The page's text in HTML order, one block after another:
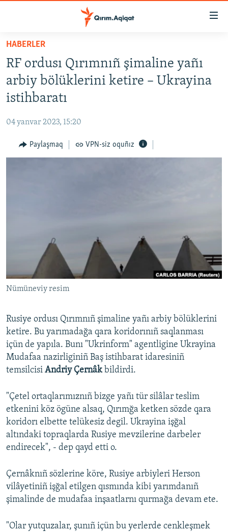
Esas
qaytmaq
Baş
navigatsiyağa
qaytmaq
Qıdıruvğa
qaytmaq
HABERLER
SİYASET
İQTİSADİYAT
MEDENİYET
İNSAN AQLARI
Українською
QOŞULIÑIZ!
RFE/RS bütün saytları
HABERLER
RF ordusı Qırımnıñ şimaline yañı
arbiy bölüklerini ketire – Ukrayina
istihbaratı
04 yanvar 2023, 15:20
Paylaşmaq VPN-siz oquñız
Nümüneviy resim
Rusiye ordusı Qırımnıñ şimaline yañı arbiy bölüklerini
ketire. Bu yarımadağa qara koridorınıñ saqlanması
içün de yapıla. Bunı "Ukrinform" agentligine Ukrayina
Mudafaa nazirliginiñ Baş istihbarat idaresiniñ
temsilcisi Andriy Çernâk bildirdi.
"Çetel ortaqlarımıznıñ bizge yañı tür silâlar teslim
etkenini köz ögüne alsaq, Qırımğa ketken sözde qara
koridorı elbette telükesiz degil. Ukrayina işğal
altındaki topraqlarda Rusiye mevzilerine darbeler
endirecek", - dep qayd etti o.
Çernâknıñ sözlerine köre, Rusiye arbiyleri Herson
vilâyetiniñ işğal etilgen qısmında kibi yarımdanıñ
şimalinde de mudafaa inşaatlarnı qurmağa devam ete.
"Olar yutquzalar, şunıñ içün bu yerlerde cenkleşmek